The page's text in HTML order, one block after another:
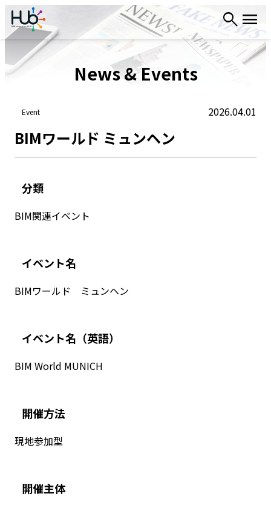
内
容
を
キ
News & Events
Event 2026.04.01
BIMワールド ミュンヘン
分類
BIM関連イベント
イベント名
BIMワールド ミュンヘン
イベント名 （英語）
BIM World MUNICH
開催方法
現地参加型
開催主体